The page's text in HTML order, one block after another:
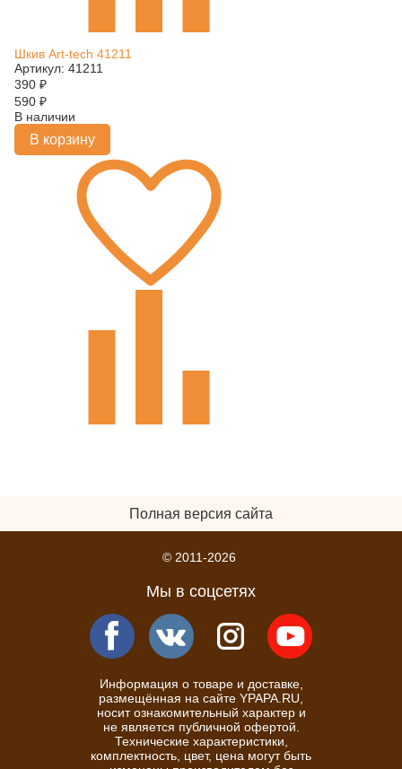
Шкив Art-tech 41211
Артикул: 41211
390 ₽
590 ₽
В наличии
В корзину
Полная версия сайта
© 2011-2026
Мы в соцсетях
Информация о товаре и доставке,
размещённая на сайте YPAPA.RU,
носит ознакомительный характер и
не является публичной офертой.
Технические характеристики,
комплектность, цвет, цена могут быть